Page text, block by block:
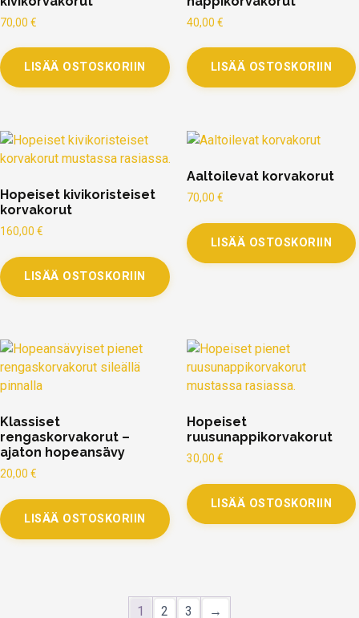
70,00 €
LISÄÄ OSTOSKORIIN
40,00 €
LISÄÄ OSTOSKORIIN
Hopeiset kivikoristeiset
korvakorut
160,00 €
LISÄÄ OSTOSKORIIN
Aaltoilevat korvakorut
70,00 €
LISÄÄ OSTOSKORIIN
Klassiset
rengaskorvakorut –
ajaton hopeansävy
20,00 €
LISÄÄ OSTOSKORIIN
Hopeiset
ruusunappikorvakorut
30,00 €
LISÄÄ OSTOSKORIIN
1 2 3 →